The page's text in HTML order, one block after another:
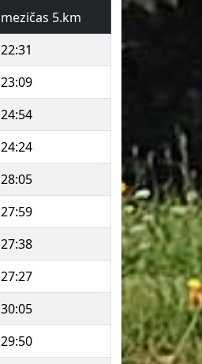
mezičas 5.km
22:31
23:09
24:54
24:24
28:05
27:59
27:38
27:27
30:05
29:50